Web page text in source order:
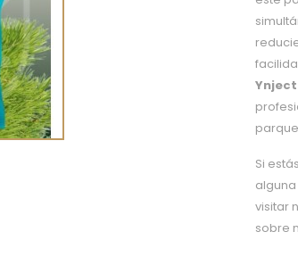
Ynject
Si
visitar
sobre